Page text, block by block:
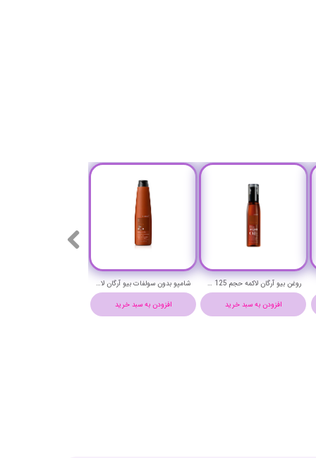
شامپو بدون سولفات بیو آرگان لاکمه حجم 300 میلی لیتر-Lakme k.therapy Bio Argan Shampoo
افزودن به سبد خرید
روغن بیو آرگان لاکمه حجم 125 میلی لیتر - LAKME k.therapy BIO ARGAN OIL
افزودن به سبد خرید